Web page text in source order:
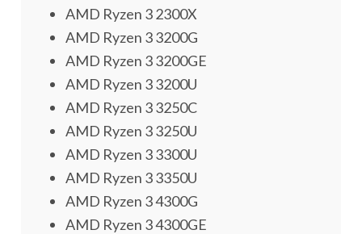
AMD Ryzen 3 2300X
AMD Ryzen 3 3200G
AMD Ryzen 3 3200GE
AMD Ryzen 3 3200U
AMD Ryzen 3 3250C
AMD Ryzen 3 3250U
AMD Ryzen 3 3300U
AMD Ryzen 3 3350U
AMD Ryzen 3 4300G
AMD Ryzen 3 4300GE